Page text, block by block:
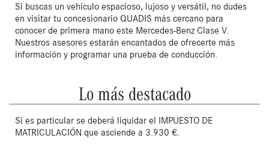
Si buscas un vehículo espacioso, lujoso y versátil, no dudes
en visitar tu concesionario QUADIS más cercano para
conocer de primera mano este Mercedes-Benz Clase V.
Nuestros asesores estarán encantados de ofrecerte más
información y programar una prueba de conducción.
Lo más destacado
Si es particular se deberá liquidar el IMPUESTO DE
MATRICULACIÓN que asciende a 3.930 €.